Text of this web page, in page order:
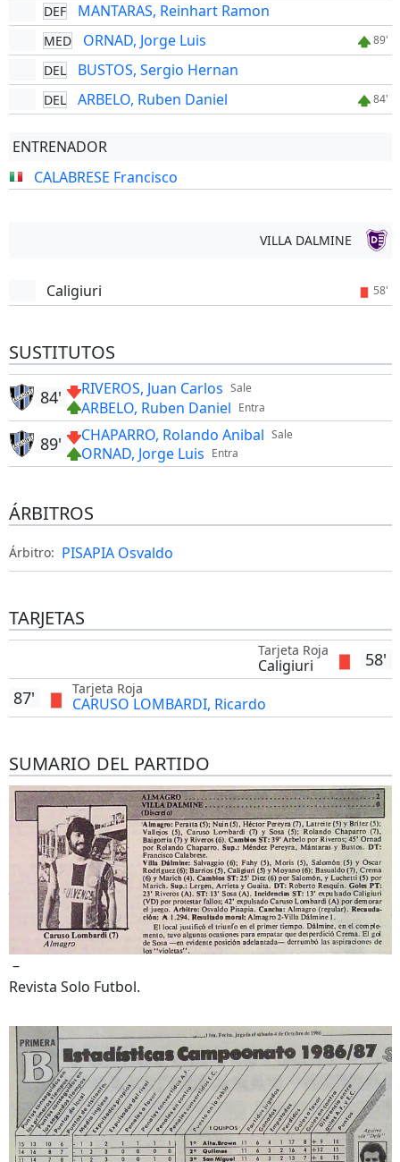
DEF MANTARAS, Reinhart Ramon
MED ORNAD, Jorge Luis 89'
DEL BUSTOS, Sergio Hernan
DEL ARBELO, Ruben Daniel 84'
ENTRENADOR
CALABRESE Francisco
VILLA DALMINE
Caligiuri 58'
SUSTITUTOS
Sale
RIVEROS, Juan Carlos
Entra
ARBELO, Ruben Daniel
84'
Sale
CHAPARRO, Rolando Anibal
Entra
ORNAD, Jorge Luis
89'
ÁRBITROS
Árbitro: PISAPIA Osvaldo
TARJETAS
58'
Tarjeta Roja
Caligiuri
Tarjeta Roja
CARUSO LOMBARDI, Ricardo
87'
SUMARIO DEL PARTIDO
–
Revista Solo Futbol.